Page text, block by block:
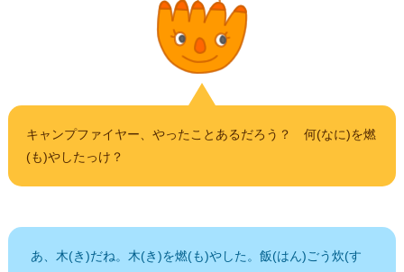
キャンプファイヤー、やったことあるだろう？ 何(なに)を燃
(も)やしたっけ？
あ、木(き)だね。木(き)を燃(も)やした。飯(はん)ごう炊(す